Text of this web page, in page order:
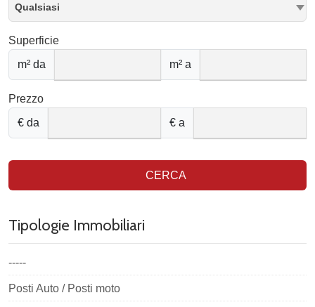
Qualsiasi
Superficie
m² da
m² a
Prezzo
€ da
€ a
CERCA
Tipologie Immobiliari
-----
Posti Auto / Posti moto